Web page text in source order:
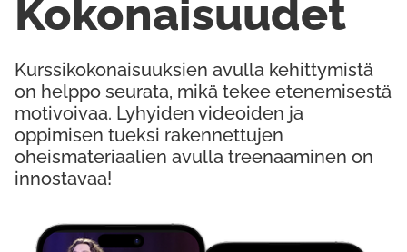
Kurssikokonaisuuksien avulla kehittymistä
on helppo seurata, mikä tekee etenemisestä
motivoivaa. Lyhyiden videoiden ja
oppimisen tueksi rakennettujen
oheismateriaalien avulla treenaaminen on
innostavaa!
Kokonaisuudet